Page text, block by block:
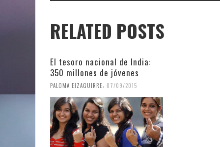
RELATED POSTS
El tesoro nacional de India:
350 millones de jóvenes
PALOMA EIZAGUIRRE 07/09/2015